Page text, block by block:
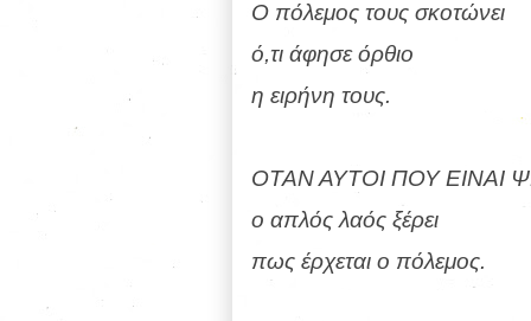
Ο πόλεμος τους σκοτώνει
ό,τι άφησε όρθιο
η ειρήνη τους.
ΟΤΑΝ ΑΥΤΟΙ ΠΟΥ ΕΙΝΑΙ
ο απλός λαός ξέρει
πως έρχεται ο πόλεμος.